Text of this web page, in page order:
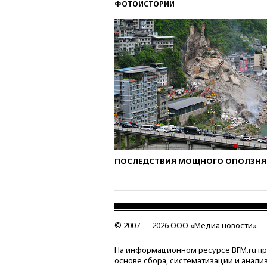
ФОТОИСТОРИИ
ПОСЛЕДСТВИЯ МОЩНОГО ОПОЛЗНЯ
© 2007 — 2026 ООО «Медиа новости»
На информационном ресурсе BFM.ru
основе сбора, систематизации и